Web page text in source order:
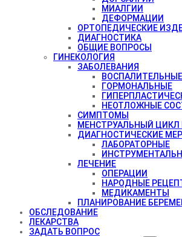
МИАЛГИИ
ДЕФОРМАЦИИ
ОРТОПЕДИЧЕСКИЕ
ДИАГНОСТИКА
ОБЩИЕ ВОПРОСЫ
ГИНЕКОЛОГИЯ
ЗАБОЛЕВАНИЯ
ВОСПАЛИТЕЛЬНЫЕ
ГОРМОНАЛЬНЫЕ
НЕОТЛОЖНЫЕ
СИМПТОМЫ
МЕНСТРУАЛЬНЫЙ
ДИАГНОСТИЧЕСКИЕ
ЛАБОРАТОРНЫЕ
ЛЕЧЕНИЕ
ОПЕРАЦИИ
НАРОДНЫЕ
МЕДИКАМЕНТЫ
ПЛАНИРОВАНИЕ
ОБСЛЕДОВАНИЕ
ЛЕКАРСТВА
ЗАДАТЬ ВОПРОС